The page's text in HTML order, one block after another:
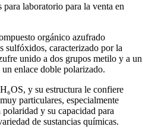
para laboratorio para la venta en
orgánico azufrado
sulfóxidos, caracterizado por la
unido a dos grupos metilo y a un
enlace doble polarizado.
y su estructura le confiere
particulares, especialmente
y su capacidad para
de sustancias químicas.